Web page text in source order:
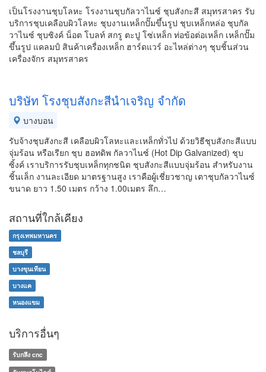
เป็นโรงงานชุบโลหะ โรงงานชุบกัลวาไนซ์ ชุบสังกะสี สมุทรสาคร รับ
บริการชุบเคลือบผิวโลหะ ชุบงานเหล็กปั๊มขึ้นรูป ชุบเหล็กหล่อ ชุบกัล
วาไนซ์ ชุบซิงค์ น็อต โบลท์ สกรู ตะปู โซ่เหล็ก ท่อข้อต่อเหล็ก เหล็กปั๊ม
ขึ้นรูป แคลมป์ สินค้าเครื่องเหล็ก ฮาร์ดแวร์ อะไหล่ต่างๆ ชุบชิ้นส่วน
เครื่องจักร สมุทรสาคร
บริษัท โรงชุบสังกะสีนำเจริญ จำกัด
บางบอน
รับจ้างชุบสังกะสี เคลือบผิวโลหะและเหล็กทั่วไป ด้วยวิธีชุบสังกะสีแบบ
จุ่มร้อน หรือเรียก ชุบ ฮอทดิพ กัลวาไนซ์ (Hot Dip Galvanized) ชุบ
ซิ้งค์ เราบริการรับชุบเหล็กทุกชนิด ชุบสังกะสีแบบจุ่มร้อน สำหรับงาน
ชิ้นเล็ก งานละเอียด มาตรฐานสูง เราคือผู้เชี่ยวชาญ เตาชุบกัลวาไนซ์
ขนาด ยาว 1.50 เมตร กว้าง 1.00เมตร ลึก…
สถานที่ใกล้เคียง
กรุงเทพมหานคร
ชลบุรี
บางขุนเทียน
บางแค
หนองแขม
บริการอื่นๆ
รับกลึง cnc